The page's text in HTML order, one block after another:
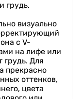
грудь.
визуально
с V-
на лифе или
грудь. Для
прекрасно
оттенков,
цвета